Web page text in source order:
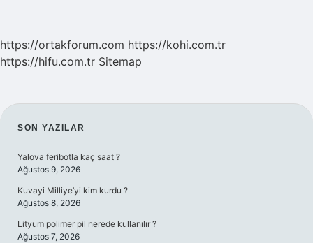
https://ortakforum.com https://kohi.com.tr
https://hifu.com.tr Sitemap
SIDEBAR
SON YAZILAR
Yalova feribotla kaç saat ?
Ağustos 9, 2026
Kuvayi Milliye’yi kim kurdu ?
Ağustos 8, 2026
Lityum polimer pil nerede kullanılır ?
Ağustos 7, 2026